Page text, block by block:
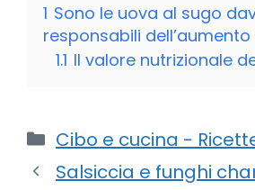
1 Sono le uova al sugo
responsabili
1.1 Il valore nutrizionale
Categorie
Cibo e cucina -
Salsiccia e funghi